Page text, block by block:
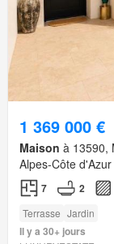
1 369 000 €
Maison à 13590,
Alpes-Côte d'Azur
7 2
Terrasse Jardin
Il y a 30+ jours